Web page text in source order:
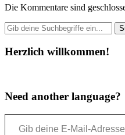
Die Kommentare sind
Herzlich willkommen!
Need another language?
Gib deine E-Mail-Adresse ein ...